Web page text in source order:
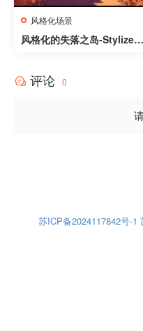
风格化场景
风格化的失落之岛-Stylized
评论 0
苏ICP备2024117842号-1